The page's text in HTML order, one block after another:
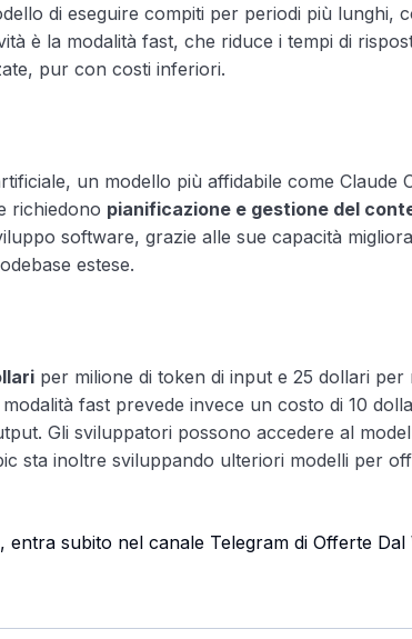
di eseguire compiti per periodi più lunghi,
è la modalità fast, che riduce i tempi di
pur con costi inferiori.
un modello più affidabile come Claude
richiedono pianificazione e gestione del
software, grazie alle sue capacità
estese.
per milione di token di input e 25 dollari per
fast prevede invece un costo di 10
Gli sviluppatori possono accedere al
sta inoltre sviluppando ulteriori modelli per
subito nel canale Telegram di Offerte Dal